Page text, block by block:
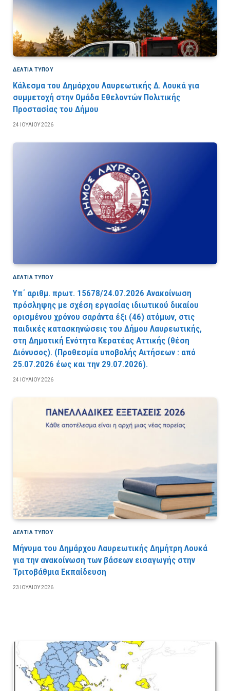
ΔΕΛΤΙΑ ΤΥΠΟΥ
Κάλεσμα του Δημάρχου Λαυρεωτικής Δ. Λουκά για
συμμετοχή στην Ομάδα Εθελοντών Πολιτικής
Προστασίας του Δήμου
24 ΙΟΥΛΊΟΥ 2026
ΔΕΛΤΙΑ ΤΥΠΟΥ
Υπ΄ αριθμ. πρωτ. 15678/24.07.2026 Ανακοίνωση
πρόσληψης με σχέση εργασίας ιδιωτικού δικαίου
ορισμένου χρόνου σαράντα έξι (46) ατόμων, στις
παιδικές κατασκηνώσεις του Δήμου Λαυρεωτικής,
στη Δημοτική Ενότητα Κερατέας Αττικής (θέση
Διόνυσος). (Προθεσμία υποβολής Αιτήσεων : από
25.07.2026 έως και την 29.07.2026).
24 ΙΟΥΛΊΟΥ 2026
ΔΕΛΤΙΑ ΤΥΠΟΥ
Μήνυμα του Δημάρχου Λαυρεωτικής Δημήτρη Λουκά
για την ανακοίνωση των βάσεων εισαγωγής στην
Τριτοβάθμια Εκπαίδευση
23 ΙΟΥΛΊΟΥ 2026